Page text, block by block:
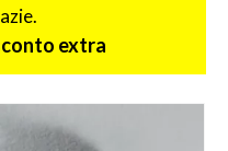
extra